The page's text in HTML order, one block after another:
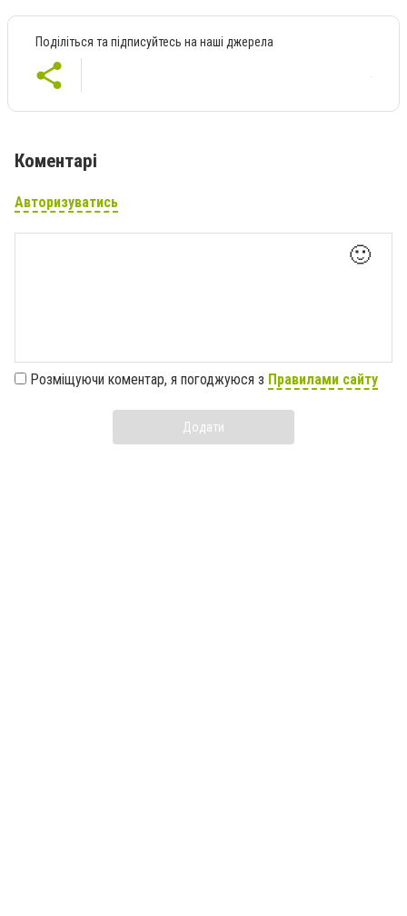
Поділіться та підписуйтесь на наші джерела
Коментарі
Авторизуватись
🙂
Розміщуючи коментар, я погоджуюся з Правилами сайту
Додати